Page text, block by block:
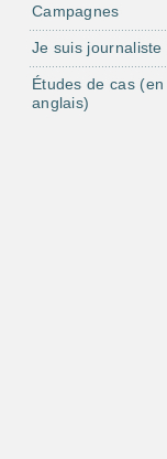
Campagnes
Je suis journaliste
Études de cas (en
anglais)